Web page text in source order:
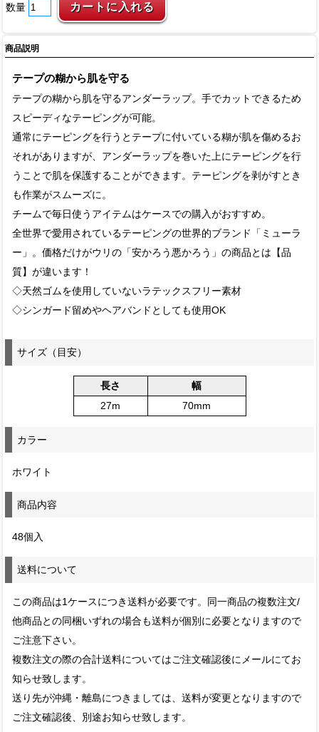
数量
商品説明
テープの糊から肌を守る
テープの糊から肌を守るアンダーラップ。手でカットできるため
スピーディなテーピングが可能。
通常にテーピングを行うとテープに付いている糊が肌を傷めるお
それがありますが、アンダーラップを巻いた上にテーピングを行
うことで肌を保護することができます。テーピングを剥がすとき
も作業がスムーズに。
チームで毎日使うアイテムはケースでの購入がおすすめ。
全世界で愛用されているテーピングの世界的ブランド「ミューラ
ー」。価格だけがウリの「安かろう悪かろう」の商品とは【品
質】が違います！
◇天然ゴムを使用していないラテックスフリー素材
◇シンガード留めやヘアバンドとしても使用OK
サイズ（目安）
長さ
幅
27m
70mm
カラー
ホワイト
商品内容
48個入
送料について
この商品は1ケースにつき送料が必要です。同一商品の複数注文/
他商品との同梱いずれの場合も送料が個別に必要となりますので
ご注意下さい。
複数注文の際の合計送料についてはご注文確認後にメールにてお
知らせ致します。
送り先が沖縄・離島につきましては、送料が変更となりますので
ご注文確認後、別途お知らせ致します。